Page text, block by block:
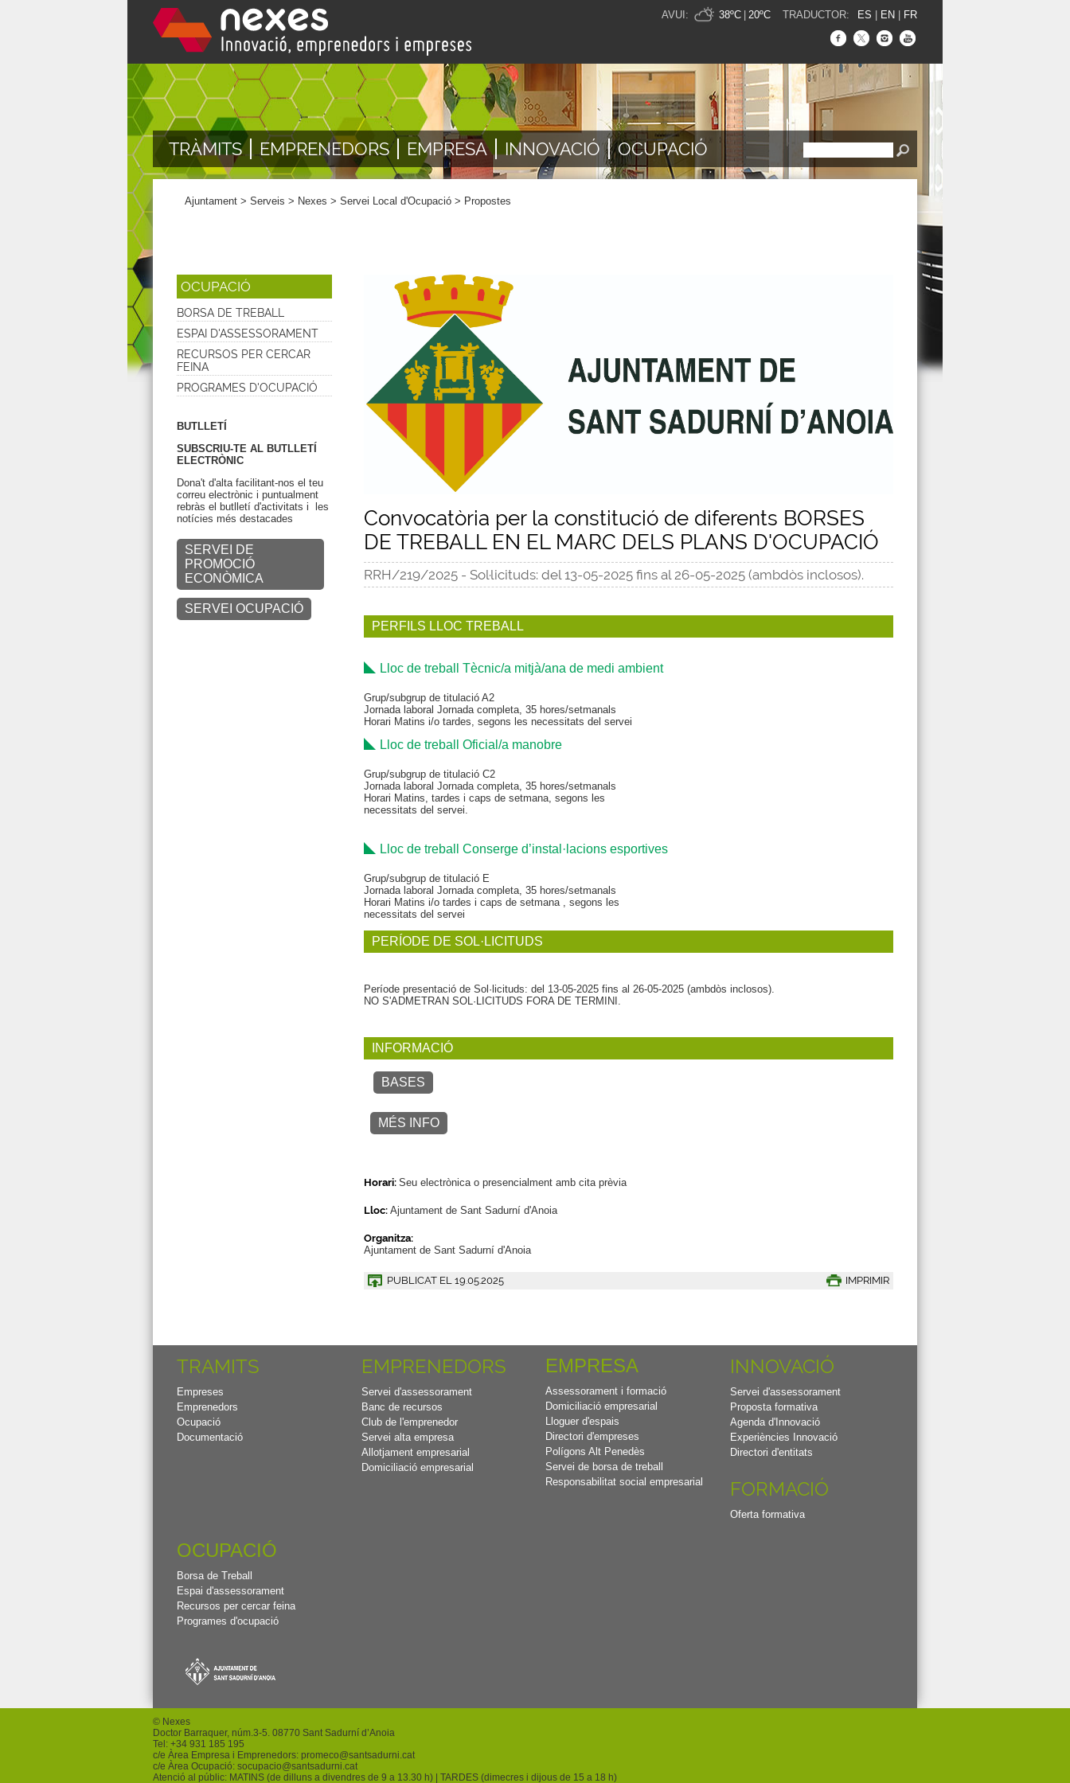
AVUI: 38ºC 20ºC TRADUCTOR: ES EN FR
TRÀMITS EMPRENEDORS EMPRESA INNOVACIÓ OCUPACIÓ
Ajuntament > Serveis > Nexes > Servei Local d'Ocupació > Propostes
OCUPACIÓ
BORSA DE TREBALL
ESPAI D'ASSESSORAMENT
RECURSOS PER CERCAR
FEINA
PROGRAMES D'OCUPACIÓ
BUTLLETÍ
SUBSCRIU-TE AL BUTLLETÍ
ELECTRÒNIC
Dona't d'alta facilitant-nos el teu
correu electrònic i puntualment
rebràs el butlletí d'activitats i les
notícies més destacades
SERVEI DE
PROMOCIÓ
ECONÒMICA
SERVEI OCUPACIÓ
Convocatòria per la constitució de diferents BORSES
DE TREBALL EN EL MARC DELS PLANS D'OCUPACIÓ
RRH/219/2025 - Sol·licituds: del 13-05-2025 fins al 26-05-2025 (ambdòs inclosos).
PERFILS LLOC TREBALL
Lloc de treball Tècnic/a mitjà/ana de medi ambient
Grup/subgrup de titulació A2
Jornada laboral Jornada completa, 35 hores/setmanals
Horari Matins i/o tardes, segons les necessitats del servei
Lloc de treball Oficial/a manobre
Grup/subgrup de titulació C2
Jornada laboral Jornada completa, 35 hores/setmanals
Horari Matins, tardes i caps de setmana, segons les
necessitats del servei.
Lloc de treball Conserge d’instal·lacions esportives
Grup/subgrup de titulació E
Jornada laboral Jornada completa, 35 hores/setmanals
Horari Matins i/o tardes i caps de setmana , segons les
necessitats del servei
PERÍODE DE SOL·LICITUDS
Període presentació de Sol·licituds: del 13-05-2025 fins al 26-05-2025 (ambdòs inclosos).
NO S'ADMETRAN SOL·LICITUDS FORA DE TERMINI.
INFORMACIÓ
BASES
MÉS INFO
Horari: Seu electrònica o presencialment amb cita prèvia
Lloc: Ajuntament de Sant Sadurní d'Anoia
Organitza:
Ajuntament de Sant Sadurní d'Anoia
PUBLICAT EL 19.05.2025 IMPRIMIR
TRAMITS
Empreses
Emprenedors
Ocupació
Documentació
EMPRENEDORS
Servei d'assessorament
Banc de recursos
Club de l'emprenedor
Servei alta empresa
Allotjament empresarial
Domiciliació empresarial
EMPRESA
Assessorament i formació
Domiciliació empresarial
Lloguer d'espais
Directori d'empreses
Polígons Alt Penedès
Servei de borsa de treball
Responsabilitat social empresarial
INNOVACIÓ
Servei d'assessorament
Proposta formativa
Agenda d'Innovació
Experiències Innovació
Directori d'entitats
FORMACIÓ
Oferta formativa
OCUPACIÓ
Borsa de Treball
Espai d'assessorament
Recursos per cercar feina
Programes d'ocupació
© Nexes
Doctor Barraquer, núm.3-5. 08770 Sant Sadurní d’Anoia
Tel: +34 931 185 195
c/e Àrea Empresa i Emprenedors: promeco@santsadurni.cat
c/e Àrea Ocupació: socupacio@santsadurni.cat
Atenció al públic: MATINS (de dilluns a divendres de 9 a 13.30 h) | TARDES (dimecres i dijous de 15 a 18 h)